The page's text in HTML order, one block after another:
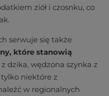
ziół i czosnku, co
serwuje się także
które stanowią
z dzika, wędzona szynka z
niektóre z
w regionalnych